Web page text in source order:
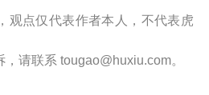
观点仅代表作者本人，不代表虎
请联系 tougao@huxiu.com。